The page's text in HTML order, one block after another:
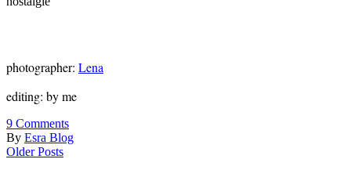
photographer: Lena
editing: by me
9 Comments
By Esra Blog
Older Posts